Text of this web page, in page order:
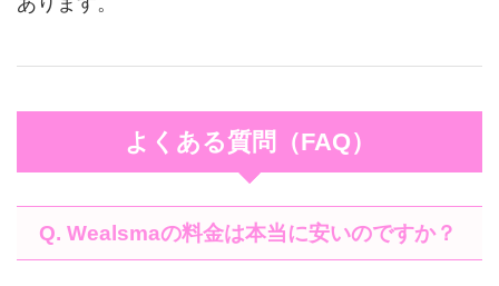
よくある質問（FAQ）
Q. Wealsmaの料金は本当に安いのですか？